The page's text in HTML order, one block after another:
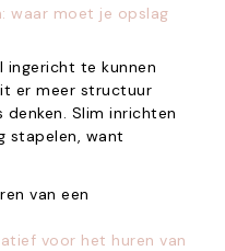
waar moet je opslag
ingericht te kunnen
er meer structuur
Slim inrichten
stapelen, want
voor het huren van